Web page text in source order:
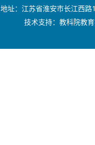
地址：江苏省淮安市长江西
技术支持：教科院教